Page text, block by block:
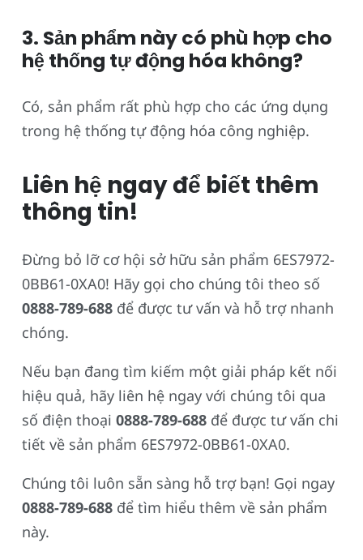
3. Sản phẩm này có phù hợp cho
hệ thống tự động hóa không?
Có, sản phẩm rất phù hợp cho các ứng dụng
trong hệ thống tự động hóa công nghiệp.
Liên hệ ngay để biết thêm
thông tin!
Đừng bỏ lỡ cơ hội sở hữu sản phẩm 6ES7972-
0BB61-0XA0! Hãy gọi cho chúng tôi theo số
0888-789-688 để được tư vấn và hỗ trợ nhanh
chóng.
Nếu bạn đang tìm kiếm một giải pháp kết nối
hiệu quả, hãy liên hệ ngay với chúng tôi qua
số điện thoại 0888-789-688 để được tư vấn chi
tiết về sản phẩm 6ES7972-0BB61-0XA0.
Chúng tôi luôn sẵn sàng hỗ trợ bạn! Gọi ngay
0888-789-688 để tìm hiểu thêm về sản phẩm
này.